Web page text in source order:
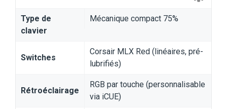
Type de
clavier
Mécanique compact 75%
Switches
Corsair MLX Red (linéaires, pré-
lubrifiés)
Rétroéclairage
RGB par touche (personnalisable
via iCUE)